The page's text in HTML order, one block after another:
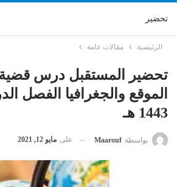
تحضير
الرئيسية مقالات عامة
تحضير المستقبل درس
الموقع والجغرافيا الفصل
1443 هـ
بواسطة Maarouf على مايو 12, 2021